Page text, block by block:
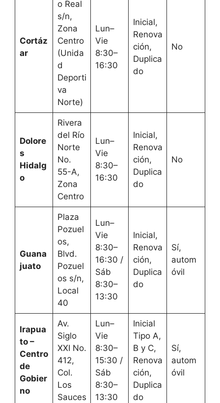
Cortáz
ar
o Real
s/n,
Zona
Centro
(Unida
d
Deporti
va
Norte)
Lun–
Vie
8:30–
16:30
Inicial,
Renova
ción,
Duplica
do
No
Dolore
s
Hidalg
o
Rivera
del Río
Norte
No.
55-A,
Zona
Centro
Lun–
Vie
8:30–
16:30
Inicial,
Renova
ción,
Duplica
do
No
Guana
juato
Plaza
Pozuel
os,
Blvd.
Pozuel
os s/n,
Local
40
Lun–
Vie
8:30–
16:30 /
Sáb
8:30–
13:30
Inicial,
Renova
ción,
Duplica
do
Sí,
autom
óvil
Irapua
to –
Centro
de
Gobier
no
Av.
Siglo
XXI No.
412,
Col.
Los
Sauces
Lun–
Vie
8:30–
15:30 /
Sáb
8:30–
13:30
Inicial
Tipo A,
B y C,
Renova
ción,
Duplica
do
Sí,
autom
óvil